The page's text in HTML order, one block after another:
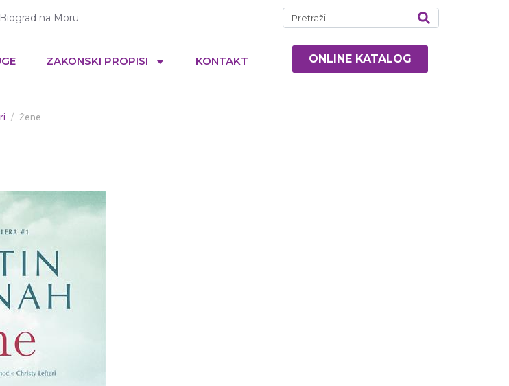
na Moru
ZAKONSKI PROPISI KONTAKT ONLINE KATALOG
Žene